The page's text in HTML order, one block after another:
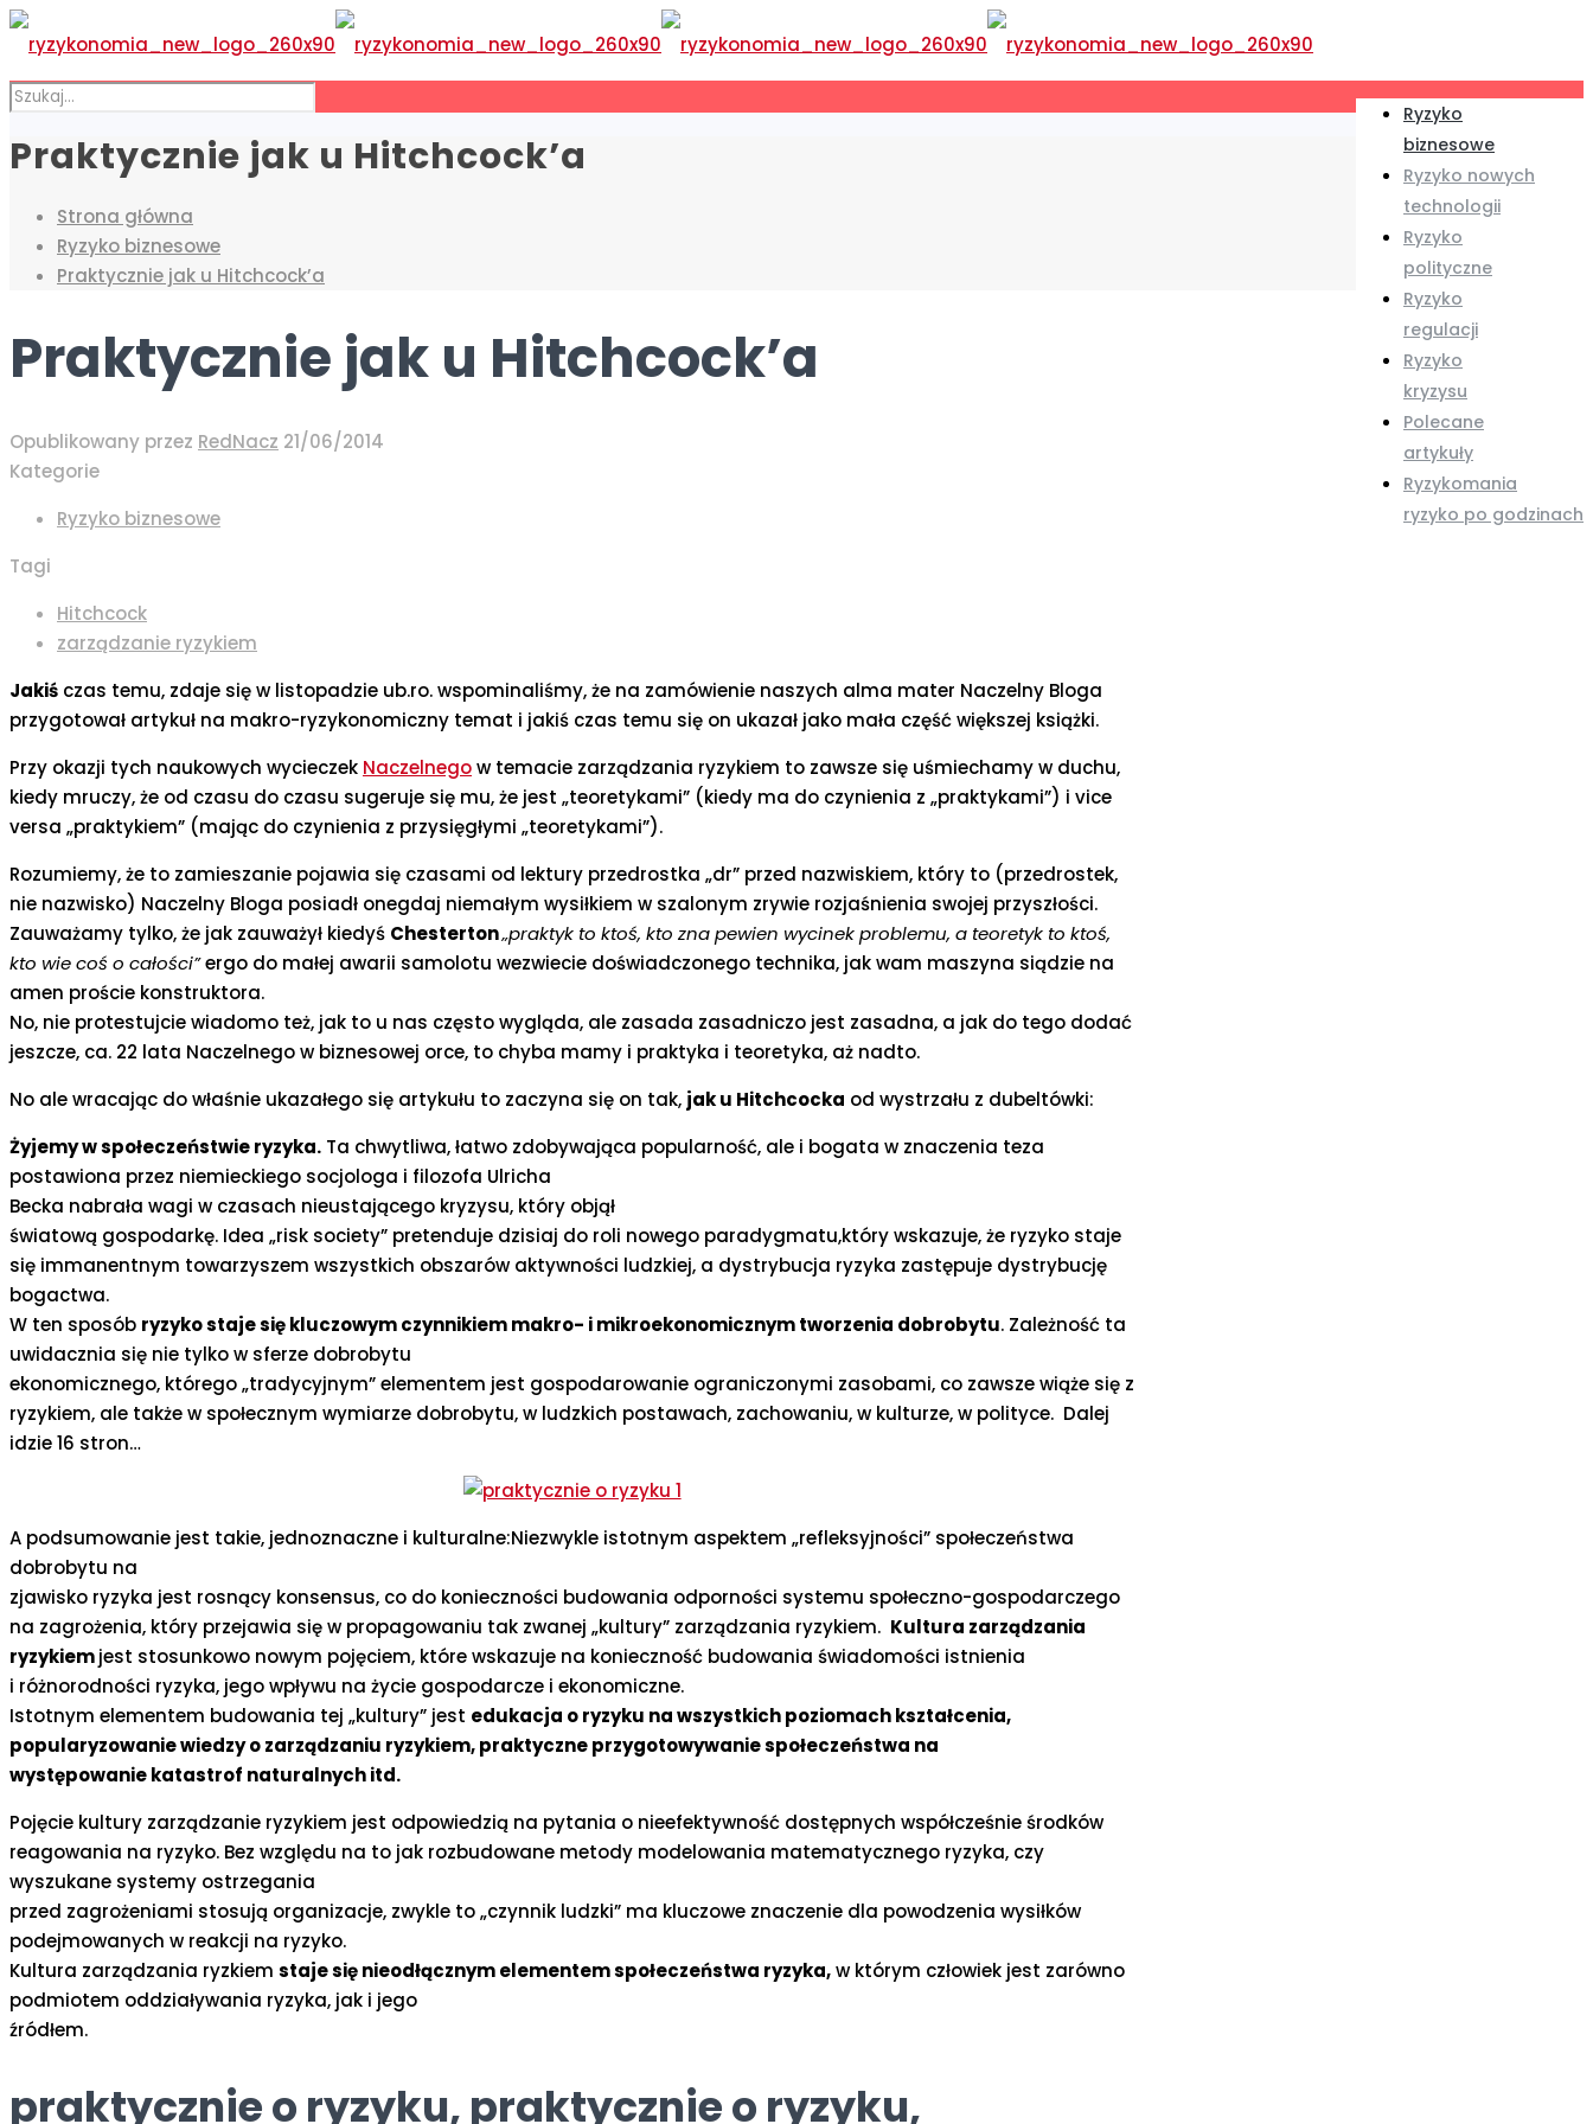
Ryzyko
biznesowe
Ryzyko nowych
technologii
Ryzyko
polityczne
Ryzyko
regulacji
Ryzyko
kryzysu
Polecane
artykuły
Ryzykomania
ryzyko po godzinach
Praktycznie jak u Hitchcock’a
Strona główna
Ryzyko biznesowe
Praktycznie jak u Hitchcock’a
Praktycznie jak u Hitchcock’a
Opublikowany przez RedNacz 21/06/2014
Kategorie
Ryzyko biznesowe
Tagi
Hitchcock
zarządzanie ryzykiem
Jakiś czas temu, zdaje się w listopadzie ub.ro. wspominaliśmy, że na zamówienie naszych alma mater Naczelny Bloga
przygotował artykuł na makro-ryzykonomiczny temat i jakiś czas temu się on ukazał jako mała część większej książki.
Przy okazji tych naukowych wycieczek Naczelnegow temacie zarządzania ryzykiem to zawsze się uśmiechamy w duchu,
kiedy mruczy, że od czasu do czasu sugeruje się mu, że jest „teoretykami” (kiedy ma do czynienia z „praktykami”) i vice
versa „praktykiem” (mając do czynienia z przysięgłymi „teoretykami”).
Rozumiemy, że to zamieszanie pojawia się czasami od lektury przedrostka „dr” przed nazwiskiem, który to (przedrostek,
nie nazwisko) Naczelny Bloga posiadł onegdaj niemałym wysiłkiem w szalonym zrywie rozjaśnienia swojej przyszłości.
Zauważamy tylko, że jak zauważył kiedyś Chesterton„praktyk to ktoś, kto zna pewien wycinek problemu, a teoretyk to ktoś,
kto wie coś o całości”ergo do małej awarii samolotu wezwiecie doświadczonego technika, jak wam maszyna siądzie na
amen proście konstruktora.
No, nie protestujcie wiadomo też, jak to u nas często wygląda, ale zasada zasadniczo jest zasadna, a jak do tego dodać
jeszcze, ca. 22 lata Naczelnego w biznesowej orce, to chyba mamy i praktyka i teoretyka, aż nadto.
No ale wracając do właśnie ukazałego się artykułu to zaczyna się on tak, jak u Hitchcocka od wystrzału z dubeltówki:
Żyjemy w społeczeństwie ryzyka. Ta chwytliwa, łatwo zdobywająca popularność, ale i bogata w znaczenia teza
postawiona przez niemieckiego socjologa i filozofa Ulricha
Becka nabrała wagi w czasach nieustającego kryzysu, który objął
światową gospodarkę. Idea „risk society” pretenduje dzisiaj do roli nowego paradygmatu,który wskazuje, że ryzyko staje
się immanentnym towarzyszem wszystkich obszarów aktywności ludzkiej, a dystrybucja ryzyka zastępuje dystrybucję
bogactwa.
W ten sposób ryzyko staje się kluczowym czynnikiem makro- i mikroekonomicznym tworzenia dobrobytu. Zależność ta
uwidacznia się nie tylko w sferze dobrobytu
ekonomicznego, którego „tradycyjnym” elementem jest gospodarowanie ograniczonymi zasobami, co zawsze wiąże się z
ryzykiem, ale także w społecznym wymiarze dobrobytu, w ludzkich postawach, zachowaniu, w kulturze, w polityce. Dalej
idzie 16 stron…
A podsumowanie jest takie, jednoznaczne i kulturalne:Niezwykle istotnym aspektem „refleksyjności” społeczeństwa
dobrobytu na
zjawisko ryzyka jest rosnący konsensus, co do konieczności budowania odporności systemu społeczno-gospodarczego
na zagrożenia, który przejawia się w propagowaniu tak zwanej „kultury” zarządzania ryzykiem. Kultura zarządzania
ryzykiemjest stosunkowo nowym pojęciem, które wskazuje na konieczność budowania świadomości istnienia
i różnorodności ryzyka, jego wpływu na życie gospodarcze i ekonomiczne.
Istotnym elementem budowania tej „kultury” jest edukacja o ryzyku na wszystkich poziomach kształcenia,
popularyzowanie wiedzy o zarządzaniu ryzykiem, praktyczne przygotowywanie społeczeństwa na
występowanie katastrof naturalnych itd.
Pojęcie kultury zarządzanie ryzykiem jest odpowiedzią na pytania o nieefektywność dostępnych współcześnie środków
reagowania na ryzyko. Bez względu na to jak rozbudowane metody modelowania matematycznego ryzyka, czy
wyszukane systemy ostrzegania
przed zagrożeniami stosują organizacje, zwykle to „czynnik ludzki” ma kluczowe znaczenie dla powodzenia wysiłków
podejmowanych w reakcji na ryzyko.
Kultura zarządzania ryzkiem staje się nieodłącznym elementem społeczeństwa ryzyka,w którym człowiek jest zarówno
podmiotem oddziaływania ryzyka, jak i jego
źródłem.
praktycznie o ryzyku, praktycznie o ryzyku,